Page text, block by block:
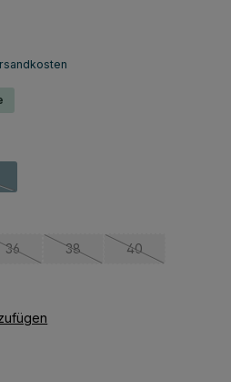
nicht verfügbar.)
Option ist zurzeit nicht verfügbar.)
nicht verfügbar.)
ist zurzeit nicht verfügbar.)
36
(Diese Option ist zurzeit nicht
38
(Diese Option ist zurzeit
40
(Diese Option
nicht verfügbar.)
ist zurzeit nicht verfügbar.)